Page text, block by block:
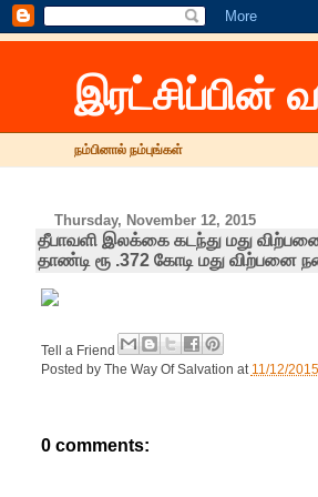
இரட்சிப்பின்
நம்பினால் நம்புங்கள்
Thursday, November 12, 2015
தீபாவளி இலக்கை கடந்து மது
தாண்டி ரூ .372 கோடி மது விற்பனை
Tell a Friend
Posted by The Way Of Salvation at 11/12/
0 comments: